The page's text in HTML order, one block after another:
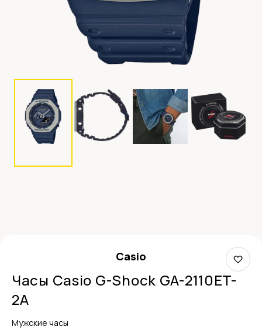
Casio
Часы Casio G-Shock GA-2110ET-
2A
Мужские часы